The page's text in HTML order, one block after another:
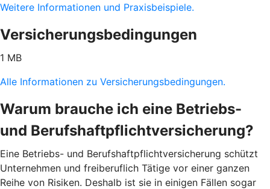
Weitere Informationen und Praxisbeispiele.
Versicherungsbedingungen
1 MB
Alle Informationen zu Versicherungsbedingungen.
Warum brauche ich eine Betriebs-
und Berufshaftpflichtversicherung?
Eine Betriebs- und Berufshaftpflichtversicherung schützt
Unternehmen und freiberuflich Tätige vor einer ganzen
Reihe von Risiken. Deshalb ist sie in einigen Fällen sogar